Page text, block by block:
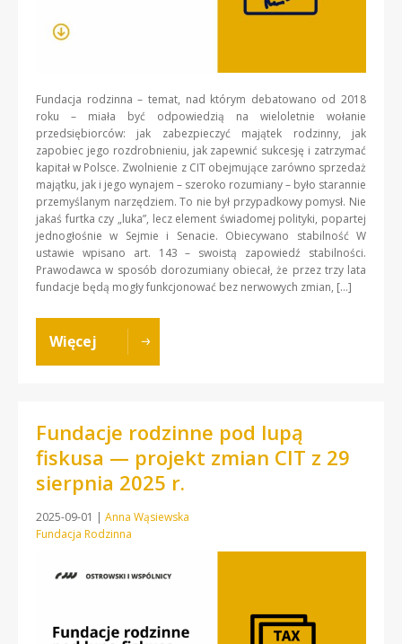
Fundacja rodzinna – temat, nad którym debatowano od 2018
roku – miała być odpowiedzią na wieloletnie wołanie
przedsiębiorców: jak zabezpieczyć majątek rodzinny, jak
zapobiec jego rozdrobnieniu, jak zapewnić sukcesję i zatrzymać
kapitał w Polsce. Zwolnienie z CIT obejmujące zarówno sprzedaż
majątku, jak i jego wynajem – szeroko rozumiany – było starannie
przemyślanym narzędziem. To nie był przypadkowy pomysł. Nie
jakaś furtka czy „luka”, lecz element świadomej polityki, popartej
jednogłośnie w Sejmie i Senacie. Obiecywano stabilność W
ustawie wpisano art. 143 – swoistą zapowiedź stabilności.
Prawodawca w sposób dorozumiany obiecał, że przez trzy lata
fundacje będą mogły funkcjonować bez nerwowych zmian, […]
Więcej
Fundacje rodzinne pod lupą
fiskusa — projekt zmian CIT z 29
sierpnia 2025 r.
2025-09-01 | Anna Wąsiewska
Fundacja Rodzinna